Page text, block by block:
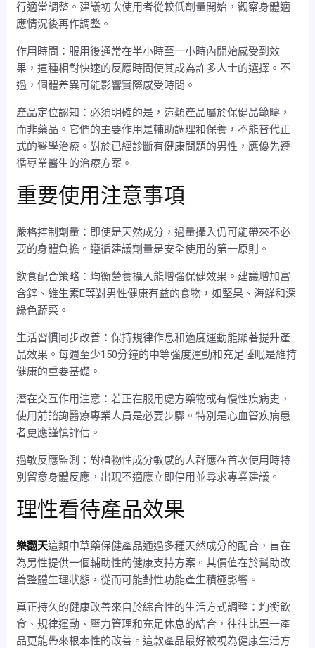
行適當調整。建議初次使用者從較低劑量開始，觀察身體適
應情況後再作調整。
作用時間：服用後通常在半小時至一小時內開始感受到效
果，這種相對快速的反應時間使其成為許多人士的選擇。不
過，個體差異可能影響實際感受時間。
產品定位認知：必須明確的是，這類產品屬於保健品範疇，
而非藥品。它們的主要作用是輔助調理和保養，不能替代正
式的醫學治療。對於已經診斷有健康問題的男性，應優先遵
循專業醫生的治療方案。
重要使用注意事項
嚴格控制劑量：即使是天然成分，過量攝入仍可能帶來不必
要的身體負擔。遵循建議劑量是安全使用的第一原則。
飲食配合策略：均衡營養攝入能增強保健效果。建議增加富
含鋅、維生素E等對男性健康有益的食物，如堅果、海鮮和深
綠色蔬菜。
生活習慣同步改善：保持規律作息和適度運動能顯著提升產
品效果。每週至少150分鐘的中等強度運動和充足睡眠是維持
健康的重要基礎。
潛在交互作用注意：若正在服用處方藥物或有慢性疾病史，
使用前諮詢醫療專業人員是必要步驟。特別是心血管疾病患
者更應謹慎評估。
過敏反應監測：對植物性成分敏感的人群應在首次使用時特
別留意身體反應，出現不適應立即停用並尋求專業建議。
理性看待產品效果
樂翻天這類中草藥保健產品通過多種天然成分的配合，旨在
為男性提供一個輔助性的健康支持方案。其價值在於幫助改
善整體生理狀態，從而可能對性功能產生積極影響。
真正持久的健康改善來自於綜合性的生活方式調整：均衡飲
食、規律運動、壓力管理和充足休息的結合，往往比單一產
品更能帶來根本性的改善。這款產品最好被視為健康生活方